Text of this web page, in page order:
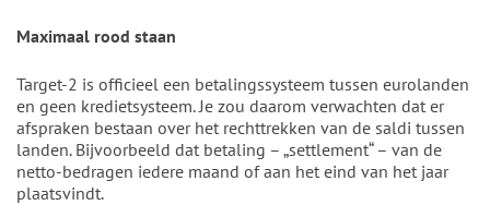
Maximaal rood staan
Target-2 is officieel een betalingssysteem tussen eurolanden
en geen kredietsysteem. Je zou daarom verwachten dat er
afspraken bestaan over het rechttrekken van de saldi tussen
landen. Bijvoorbeeld dat betaling – „settlement“ – van de
netto-bedragen iedere maand of aan het eind van het jaar
plaatsvindt.